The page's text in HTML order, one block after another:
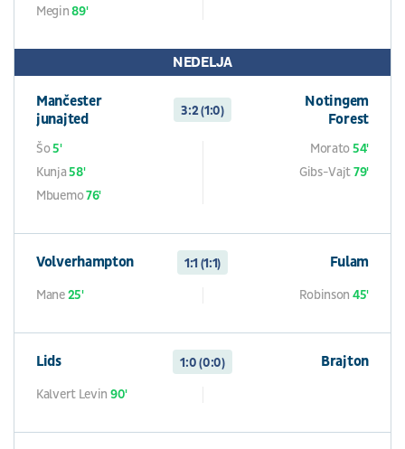
Megin89'
NEDELJA
Mančester
junajted
3:2 (1:0)
Notingem
Forest
Šo5'
Kunja58'
Mbuemo76'
Morato54'
Gibs-Vajt79'
Volverhampton 1:1 (1:1) Fulam
Mane25' Robinson 45'
Lids 1:0 (0:0) Brajton
Kalvert Levin 90'